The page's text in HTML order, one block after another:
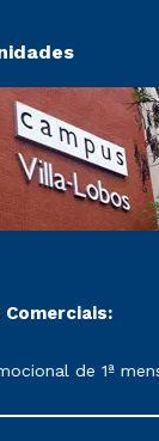
Comerciais:
dede 1ª